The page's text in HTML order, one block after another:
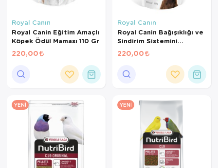
Royal Canın
Royal Canin Eğitim Amaçlı
Köpek Ödül Maması 110 Gr
220,00
Royal Canın
Royal Canin Bağışıklığı ve
Sindirim Sistemini
Destekleyen Tamamlayıcı
Yavru Köpek Ödül Maması
220,00
YENI YENI